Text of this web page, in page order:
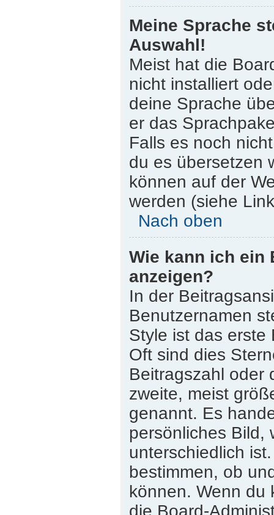
Meine Sprache
Auswahl!
Meist hat die
nicht installiert
deine Sprache
er das
Falls es noch
du es übersetzen
können auf der
werden (siehe
Nach oben
Wie kann ich ein
anzeigen?
In der
Benutzernamen
Style ist das erste
Oft sind dies
Beitragszahl oder
zweite, meist
genannt. Es
persönliches Bild,
unterschiedlich
bestimmen, ob
können. Wenn du
die Board-